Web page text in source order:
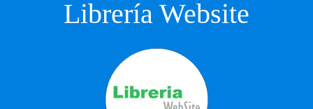
Librería Website